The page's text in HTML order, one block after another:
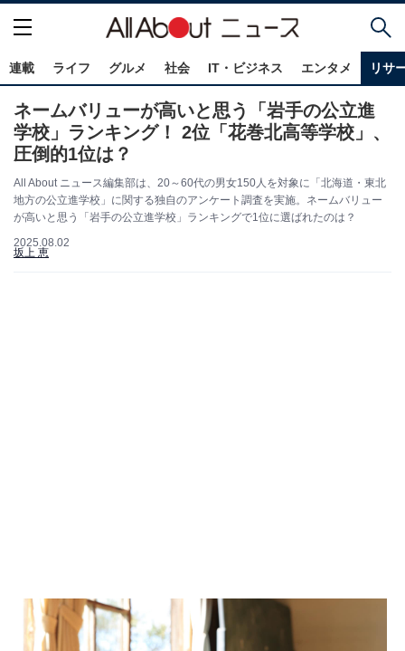
連載 ライフ グルメ 社会 IT・ビジネス エンタメ リサ
ネームバリューが高いと思う「岩手の公立進
学校」ランキング！ 2位「花巻北高等学校」、
圧倒的1位は？
All About ニュース編集部は、20～60代の男女150人を対象に「北海道・東北
地方の公立進学校」に関する独自のアンケート調査を実施。ネームバリュー
が高いと思う「岩手の公立進学校」ランキングで1位に選ばれたのは？
2025.08.02
坂上 恵